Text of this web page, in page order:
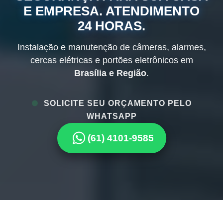
E EMPRESA. ATENDIMENTO
24 HORAS.
Instalação e manutenção de câmeras, alarmes,
cercas elétricas e portões eletrônicos em
Brasília e Região.
SOLICITE SEU ORÇAMENTO PELO
WHATSAPP
(61) 4101-9585